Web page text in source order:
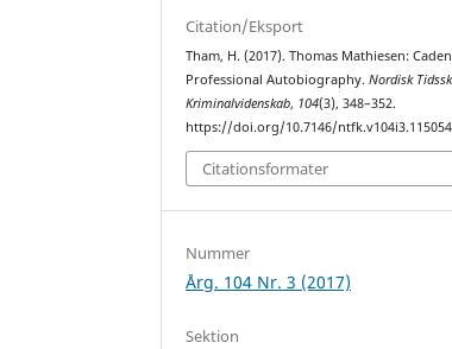
Citation/Eksport
Tham, H. (2017). Thomas Mathiesen:
Professional Autobiography.Nordisk
Kriminalvidenskab, 104(3), 348–352.
https://doi.org/10.7146/ntfk.v104i3.115054
Citationsformater
Nummer
Årg. 104 Nr. 3 (2017)
Sektion